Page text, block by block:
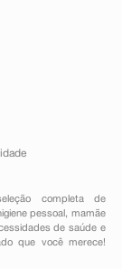
completa de
pessoal ,mamãe
de saúde e
que você merece!